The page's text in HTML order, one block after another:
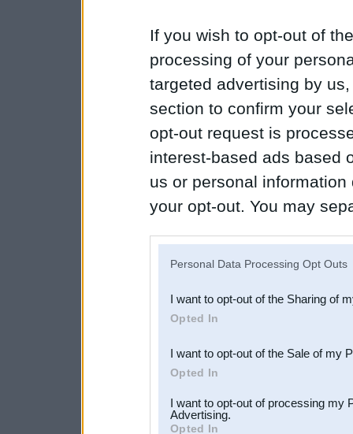
If you wish to opt-out of
processing of your
targeted advertising by
section to confirm your
opt-out request is
interest-based ads based
us or personal
your opt-out. You may
Downstream Participants
third parties.
Personal Data Processing Opt Outs
I want to opt-out of the Sharing of
Opted In
I want to opt-out of the Sale of my
Opted In
I want to opt-out of processing my
Advertising.
Opted In